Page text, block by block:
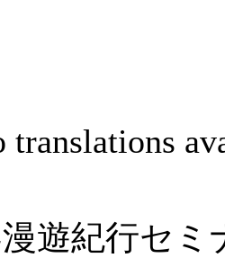
translations
遊紀行セミ